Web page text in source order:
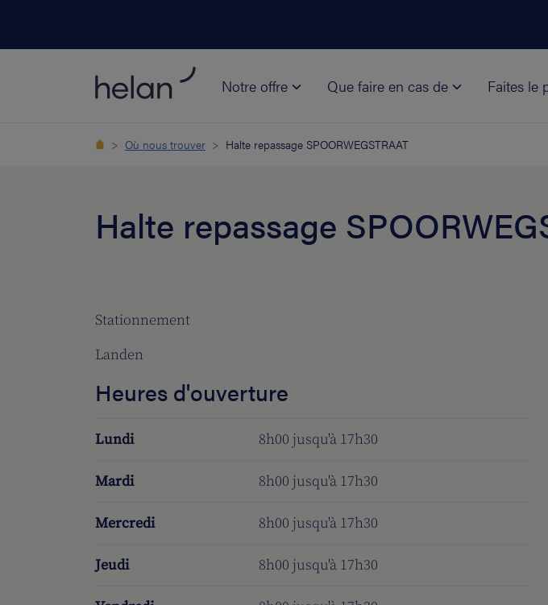
Notre offre Que faire en cas de Faites le
Où nous trouver Halte repassage SPOORWEGSTRAAT
Halte repassage
Stationnement
Landen
Heures d'ouverture
Lundi 8h00 jusqu'à 17h30
Mardi 8h00 jusqu'à 17h30
Mercredi 8h00 jusqu'à 17h30
Jeudi 8h00 jusqu'à 17h30